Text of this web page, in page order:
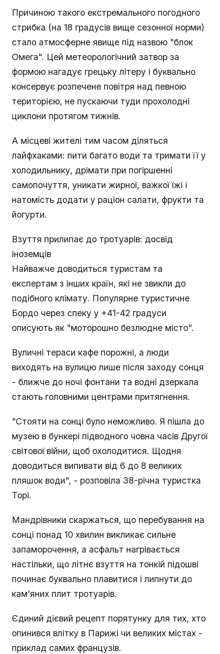
Причиною такого екстремального погодного
стрибка (на 18 градусів вище сезонної норми)
стало атмосферне явище під назвою "блок
Омега". Цей метеорологічний затвор за
формою нагадує грецьку літеру і буквально
консервує розпечене повітря над певною
територією, не пускаючи туди прохолодні
циклони протягом тижнів.
А місцеві жителі тим часом діляться
лайфхаками: пити багато води та тримати її у
холодильнику, дрімати при погіршенні
самопочуття, уникати жирної, важкої їжі і
натомість додати у раціон салати, фрукти та
йогурти.
Взуття прилипає до тротуарів: досвід
іноземців
Найважче доводиться туристам та
експертам з інших країн, які не звикли до
подібного клімату. Популярне туристичне
Бордо через спеку у +41-42 градуси
описують як "моторошно безлюдне місто".
Вуличні тераси кафе порожні, а люди
виходять на вулицю лише після заходу сонця
- ближче до ночі фонтани та водні дзеркала
стають головними центрами притягнення.
"Стояти на сонці було неможливо. Я пішла до
музею в бункері підводного човна часів Другої
світової війни, щоб охолодитися. Щодня
доводиться випивати від 6 до 8 великих
пляшок води", - розповіла 38-річна туристка
Торі.
Мандрівники скаржаться, що перебування на
сонці понад 10 хвилин викликає сильне
запаморочення, а асфальт нагрівається
настільки, що літнє взуття на тонкій підошві
починає буквально плавитися і липнути до
кам'яних плит тротуарів.
Єдиний дієвий рецепт порятунку для тих, хто
опинився влітку в Парижі чи великих містах -
приклад самих французів.